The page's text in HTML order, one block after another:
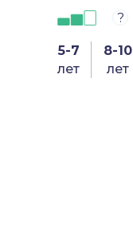
?
5-7
лет
8-10
лет